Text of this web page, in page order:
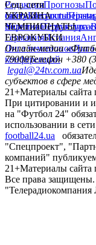
РедакцияПрогнозы
сайтуКонтакты
политикаСтруктура
Соц. сети
facebookxyoutube
УКРАИНА
УкраинаПервая лига
ЧЕМПИОНАТЫ
ГерманияИспания
ЕВРОКУБКИ
Лига чемпионов
конференций
Онлайн-медиа
79008Телефон +380
legal@24tv.com.ua
субъектов в сфере
21+Материалы сайта
При цитировании и
на "Футбол 24"
использовании в
football24.ua
"Спецпроект",
компаний"
21+Материалы сайта
Все права